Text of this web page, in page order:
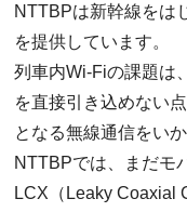
NTTBPは新幹線をは
を提供しています。
列⾞内Wi-Fiの課題は
を直接引き込めない
となる無線通信をい
NTTBPでは、まだモ
LCX（Leaky Coaxial